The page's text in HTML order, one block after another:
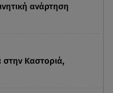
ανάρτηση
Καστοριά,